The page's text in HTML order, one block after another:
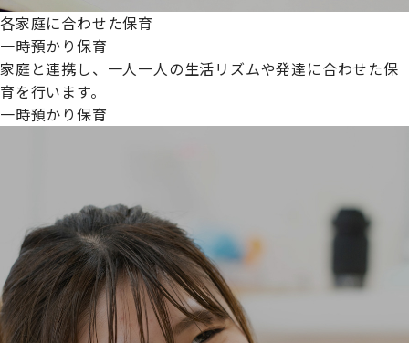
各家庭に合わせた保育
一時預かり保育
家庭と連携し、一人一人の生活リズムや発達に合わせた保
育を行います。
一時預かり保育